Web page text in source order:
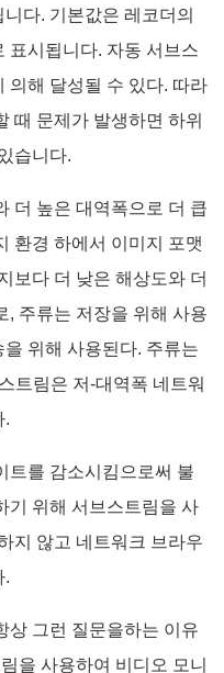
다. 기본값은 레코더의
표시됩니다. 자동 서브스
의해 달성될 수 있다. 따라
때 문제가 발생하면 하위
습니다.
더 높은 대역폭으로 더 큽
환경 하에서 이미지 포맷
보다 더 낮은 해상도와 더
, 주류는 저장을 위해 사용
위해 사용된다. 주류는
트림은 저-대역폭 네트워
.
트를 감소시킴으로써 불
기 위해 서브스트림을 사
지 않고 네트워크 브라우
.
상 그런 질문을하는 이유
을 사용하여 비디오 모니